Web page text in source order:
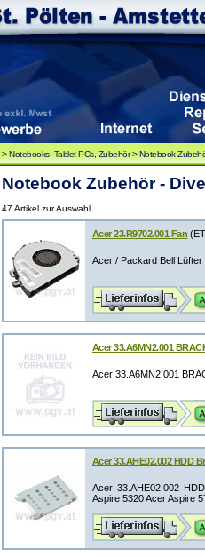
>Notebooks, Tablet-PCs, Zubehör>Notebook
Notebook Zubehör -
47 Artikel zur Auswahl
Acer 23.R9702.001 Fan
Acer / Packard Bell Lüfter
Acer 33.A6MN2.001
Acer 33.A6MN2.001
Acer 33.AHE02.002 HDD
Acer 33.AHE02.002
Aspire 5320 Acer Aspire